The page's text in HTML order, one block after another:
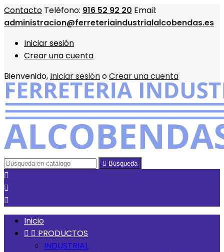
Contacto Teléfono: 916 52 92 20 Email:
administracion@ferreteriaindustrialalcobendas.es
Iniciar sesión
Crear una cuenta
Bienvenido, Iniciar sesiónoCrear una cuenta
 Búsqueda



Inicio
  PRODUCTOS
INDUSTRIAL